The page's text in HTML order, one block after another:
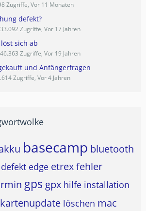
Zugriffe, Vor 11 Monaten
defekt?
Zugriffe, Vor 17 Jahren
sich ab
Zugriffe, Vor 19 Jahren
und Anfängerfragen
Zugriffe, Vor 4 Jahren
basecamp bluetooth
defekt edge etrexfehler
gps gpx hilfe installation
kartenupdate löschen mac